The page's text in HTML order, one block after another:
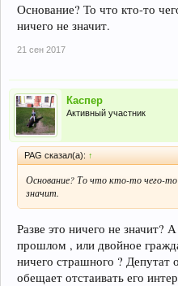
Основание? То что кто-то
ничего не значит.
21 сен 2017
Каспер
Активный участник
PAG сказал(а): ↑
Основание? То что кто-то чего-то
значит.
Разве это ничего не значит?
прошлом , или двойное
ничего страшного ? Депутат
обещает отстаивать его